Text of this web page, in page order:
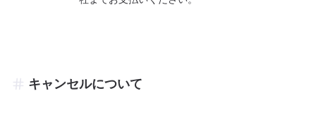
キャンセルについて